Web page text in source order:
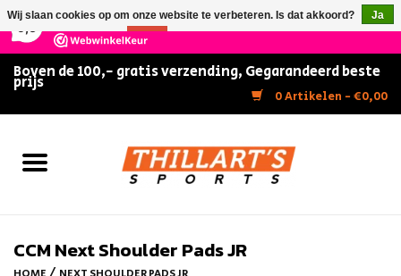
147 Reviews ×
Boven de 100,- gratis verzending, Gegarandeerd beste
prijs
0 Artikelen - €0,00
Home
CCM Next Shoulder Pads JR
Wij slaan cookies op om onze website te verbeteren. Is dat akkoord?
Ja
Nee